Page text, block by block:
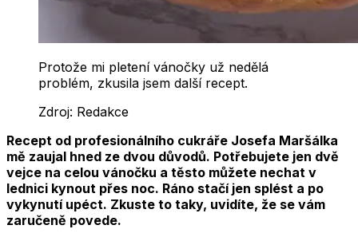
Protože mi pletení vánočky už nedělá
problém, zkusila jsem další recept.
Zdroj: Redakce
Recept od profesionálního cukráře Josefa Maršálka
mě zaujal hned ze dvou důvodů. Potřebujete jen dvě
vejce na celou vánočku a těsto můžete nechat v
lednici kynout přes noc. Ráno stačí jen splést a po
vykynutí upéct. Zkuste to taky, uvidíte, že se vám
zaručeně povede.